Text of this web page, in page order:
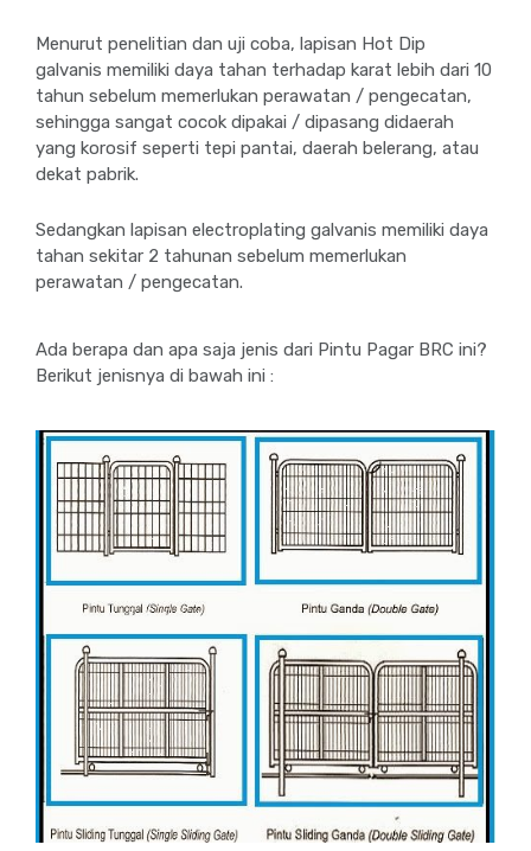
Menurut penelitian dan uji coba, lapisan Hot Dip
galvanis memiliki daya tahan terhadap karat lebih dari 10
tahun sebelum memerlukan perawatan / pengecatan,
sehingga sangat cocok dipakai / dipasang didaerah
yang korosif seperti tepi pantai, daerah belerang, atau
dekat pabrik.
Sedangkan lapisan electroplating galvanis memiliki daya
tahan sekitar 2 tahunan sebelum memerlukan
perawatan / pengecatan.
Ada berapa dan apa saja jenis dari Pintu Pagar BRC ini?
Berikut jenisnya di bawah ini :